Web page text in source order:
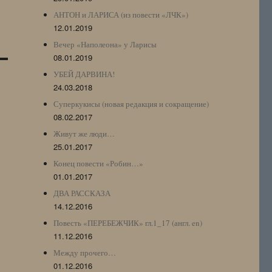
АНТОН и ЛАРИСА (из повести «ЛЧК»)
12.01.2019
Вечер «Наполеона» у Ларисы
08.01.2019
УБЕЙ ДАРВИНА!
24.03.2018
Суперкукисы (новая редакция и сокращение)
08.02.2017
Живут же люди…
25.01.2017
Конец повести «Робин…»
01.01.2017
ДВА РАССКАЗА
14.12.2016
Повесть «ПЕРЕБЕЖЧИК» гл.1_17 (англ. en)
11.12.2016
Между прочего…
01.12.2016